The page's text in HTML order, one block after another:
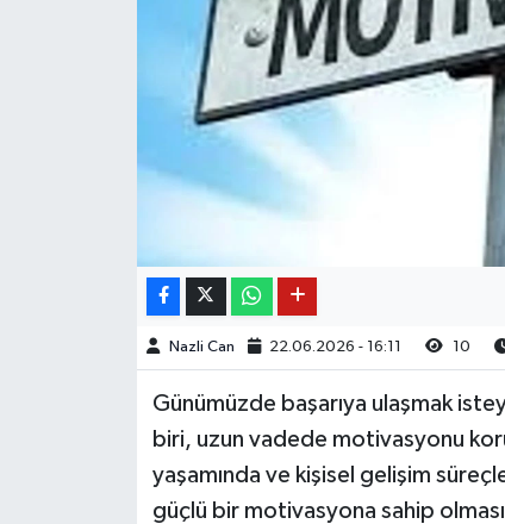
Nazli Can 22.06.2026 - 16:11 10
Günümüzde başarıya ulaşmak
biri, uzun vadede motivasyonu
yaşamında ve kişisel gelişim
güçlü bir motivasyona sahip